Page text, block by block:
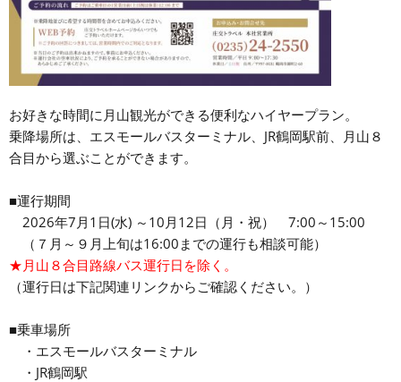
お好きな時間に月山観光ができる便利なハイヤープラン。
乗降場所は、エスモールバスターミナル、JR鶴岡駅前、月山８
合目から選ぶことができます。
■運行期間
2026年7月1日(水) ～10月12日（月・祝） 7:00～15:00
（ ７月～９月上旬は16:00までの運行も相談可能）
★月山８合目路線バス運行日を除く。
（運行日は下記関連リンクからご確認ください。）
■乗車場所
・エスモールバスターミナル
・JR鶴岡駅